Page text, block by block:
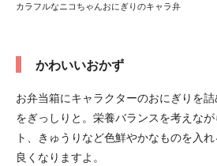
カラフルなニコちゃんおにぎりのキャラ弁
かわいいおかず
お弁当箱にキャラクターのおにぎりを
をぎっしりと。栄養バランスを考えな
ト、きゅうりなど色鮮やかなものを入
良くなりますよ。